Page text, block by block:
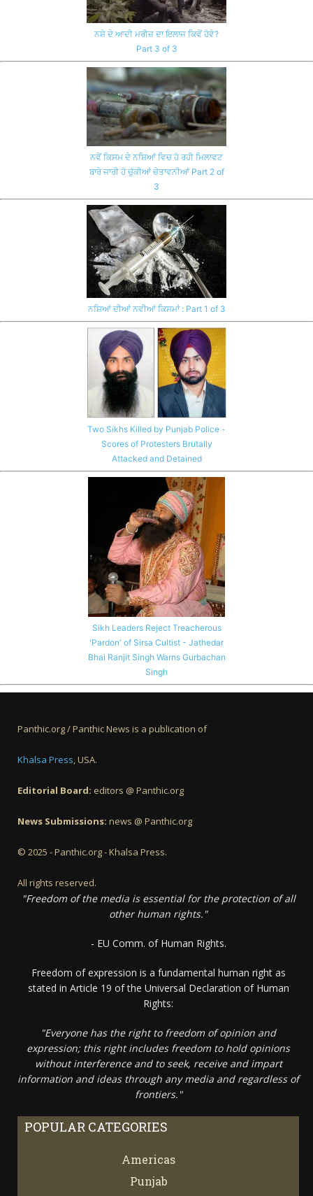
ਨਸ਼ੇ ਦੇ ਆਦੀ ਮਰੀਜ਼ ਦਾ ਇਲਾਜ ਕਿਵੇਂ ਹੋਵੇ?
Part 3 of 3
ਨਵੇਂ ਕਿਸਮ ਦੇ ਨਸ਼ਿਆਂ ਵਿਚ ਹੋ ਰਹੀ ਮਿਲਾਵਟ
ਬਾਰੇ ਜਾਰੀ ਹੋ ਚੁੱਕੀਆਂ ਚੇਤਾਵਨੀਆਂ Part 2 of
3
ਨਸ਼ਿਆਂ ਦੀਆਂ ਨਵੀਆਂ ਕਿਸਮਾਂ : Part 1 of 3
Two Sikhs Killed by Punjab Police -
Scores of Protesters Brutally
Attacked and Detained
Sikh Leaders Reject Treacherous
'Pardon' of Sirsa Cultist - Jathedar
Bhai Ranjit Singh Warns Gurbachan
Singh
Panthic.org / Panthic News is a publication of
Khalsa Press, USA.
Editorial Board: editors @ Panthic.org
News Submissions: news @ Panthic.org
© 2025 - Panthic.org - Khalsa Press.
All rights reserved.
"Freedom of the media is essential for the protection of all
other human rights."
- EU Comm. of Human Rights.
Freedom of expression is a fundamental human right as
stated in Article 19 of the Universal Declaration of Human
Rights:
"Everyone has the right to freedom of opinion and
expression; this right includes freedom to hold opinions
without interference and to seek, receive and impart
information and ideas through any media and regardless of
frontiers."
POPULAR CATEGORIES
Americas
Punjab